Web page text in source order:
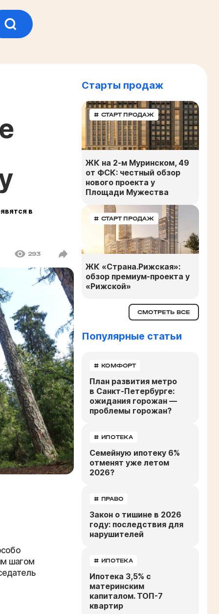
в
293
шагом
Старты продаж
# СТАРТ ПРОДАЖ
ЖК на 2-м Муринском, 49
от ФСК: честный обзор
нового проекта у
Площади Мужества
# СТАРТ ПРОДАЖ
ЖК «Страна.Рижская»:
обзор премиум-проекта у
«Рижской»
СМОТРЕТЬ ВСЕ
Популярные статьи
# КОМФОРТ
План развития метро
в Санкт-Петербурге:
ожидания горожан —
проблемы горожан?
# ИПОТЕКА
Семейную ипотеку 6%
отменят уже летом
2026?
# ПРАВО
Закон о тишине в 2026
году: последствия для
нарушителей
# ИПОТЕКА
Ипотека 3,5% с
материнским
капиталом. ТОП-7
квартир